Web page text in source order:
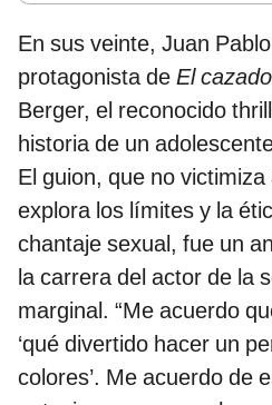
En sus veinte, Juan
protagonista de El
Berger, el reconocido
historia de un
El guion, que no
explora los límites y la
chantaje sexual, fue un
la carrera del actor de la
marginal. “Me acuerdo
‘qué divertido hacer un
colores’. Me acuerdo de